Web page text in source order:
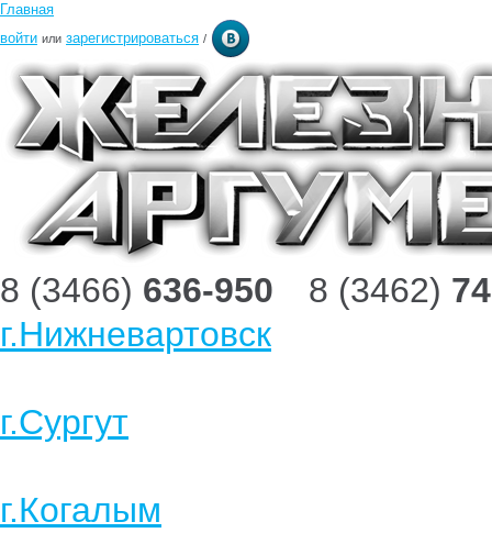
Главная
войти или зарегистрироваться /
8 (3466) 636-950 8 (3462)
г.Нижневартовск
г.Сургут
г.Когалым